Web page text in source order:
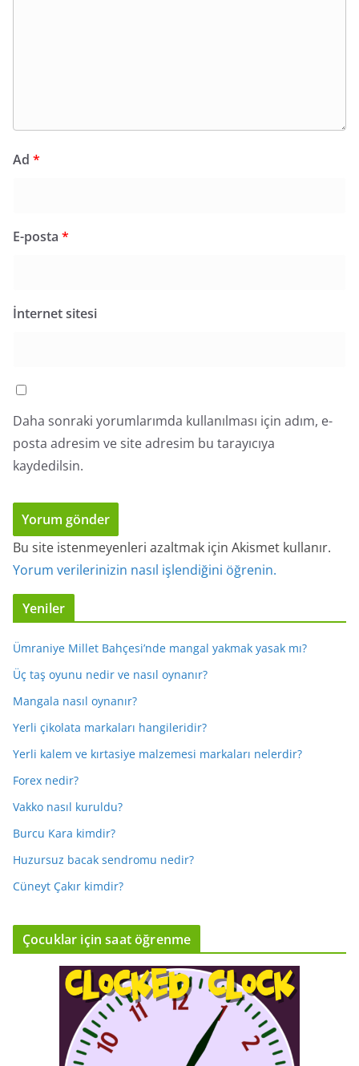
Ad *
E-posta *
İnternet sitesi
Daha sonraki yorumlarımda kullanılması için adım, e-
posta adresim ve site adresim bu tarayıcıya
kaydedilsin.
Bu site istenmeyenleri azaltmak için Akismet kullanır.
Yorum verilerinizin nasıl işlendiğini öğrenin.
Yeniler
Ümraniye Millet Bahçesi’nde mangal yakmak yasak mı?
Üç taş oyunu nedir ve nasıl oynanır?
Mangala nasıl oynanır?
Yerli çikolata markaları hangileridir?
Yerli kalem ve kırtasiye malzemesi markaları nelerdir?
Forex nedir?
Vakko nasıl kuruldu?
Burcu Kara kimdir?
Huzursuz bacak sendromu nedir?
Cüneyt Çakır kimdir?
Çocuklar için saat öğrenme